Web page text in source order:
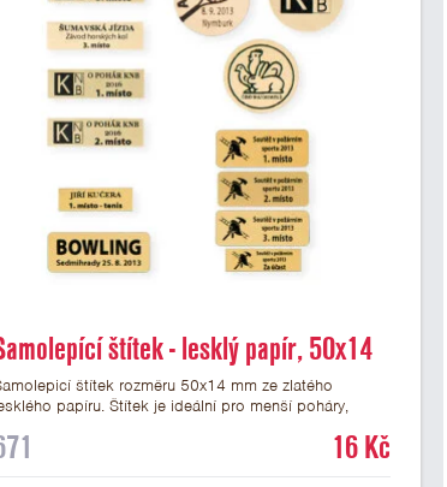
štítek - lesklý papír, 50x14
štítek rozměru 50x14 mm ze zlatého
papíru. Štítek je ideální pro menší poháry,
vytisknout libovolné logo nebo text. U textu16 Kč